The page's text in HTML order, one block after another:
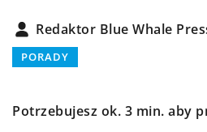
Redaktor Blue Whale
PORADY
Potrzebujesz ok. 3 min. aby